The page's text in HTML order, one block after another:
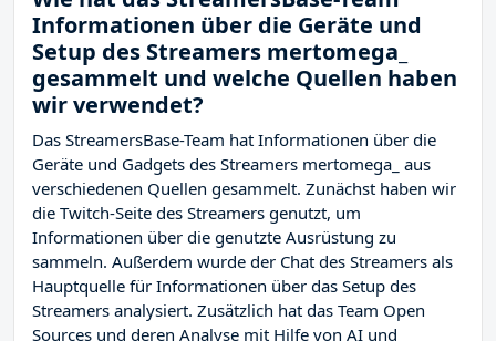
Informationen über die Geräte und
Setup des Streamers mertomega_
gesammelt und welche Quellen haben
wir verwendet?
Das StreamersBase-Team hat Informationen über die
Geräte und Gadgets des Streamers mertomega_ aus
verschiedenen Quellen gesammelt. Zunächst haben wir
die Twitch-Seite des Streamers genutzt, um
Informationen über die genutzte Ausrüstung zu
sammeln. Außerdem wurde der Chat des Streamers als
Hauptquelle für Informationen über das Setup des
Streamers analysiert. Zusätzlich hat das Team Open
Sources und deren Analyse mit Hilfe von AI und